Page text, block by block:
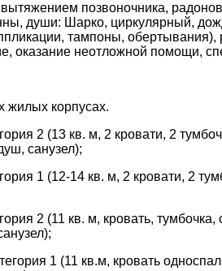
позвоночника,
души: Шарко, циркулярный,
тампоны,
оказание неотложной помощи,
жилых корпусах.
2 (13 кв. м, 2 кровати, 2
санузел);
1 (12-14 кв. м, 2 кровати, 2
2 (11 кв. м, кровать,
1 (11 кв.м, кровать